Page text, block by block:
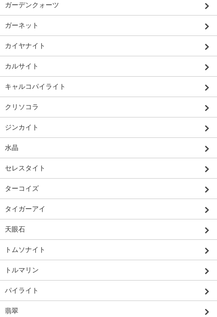
ガーデンクォーツ
ガーネット
カイヤナイト
カルサイト
キャルコパイライト
クリソコラ
ジンカイト
水晶
セレスタイト
ターコイズ
タイガーアイ
天眼石
トムソナイト
トルマリン
パイライト
翡翠